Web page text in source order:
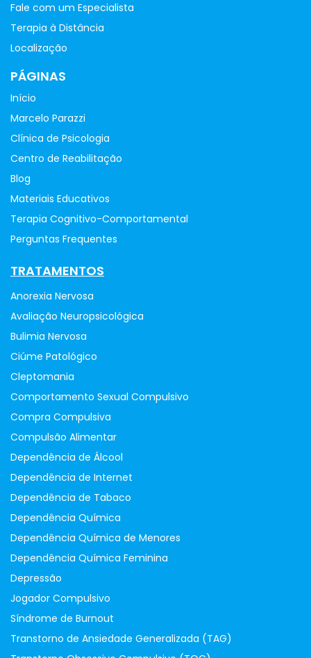
Fale com um Especialista
Terapia à Distância
Localização
PÁGINAS
Início
Marcelo Parazzi
Clínica de Psicologia
Centro de Reabilitação
Blog
Materiais Educativos
Terapia Cognitivo-Comportamental
Perguntas Frequentes
TRATAMENTOS
Anorexia Nervosa
Avaliação Neuropsicológica
Bulimia Nervosa
Ciúme Patológico
Cleptomania
Comportamento Sexual Compulsivo
Compra Compulsiva
Compulsão Alimentar
Dependência de Álcool
Dependência de Internet
Dependência de Tabaco
Dependência Química
Dependência Química de Menores
Dependência Química Feminina
Depressão
Jogador Compulsivo
Síndrome de Burnout
Transtorno de Ansiedade Generalizada (TAG)